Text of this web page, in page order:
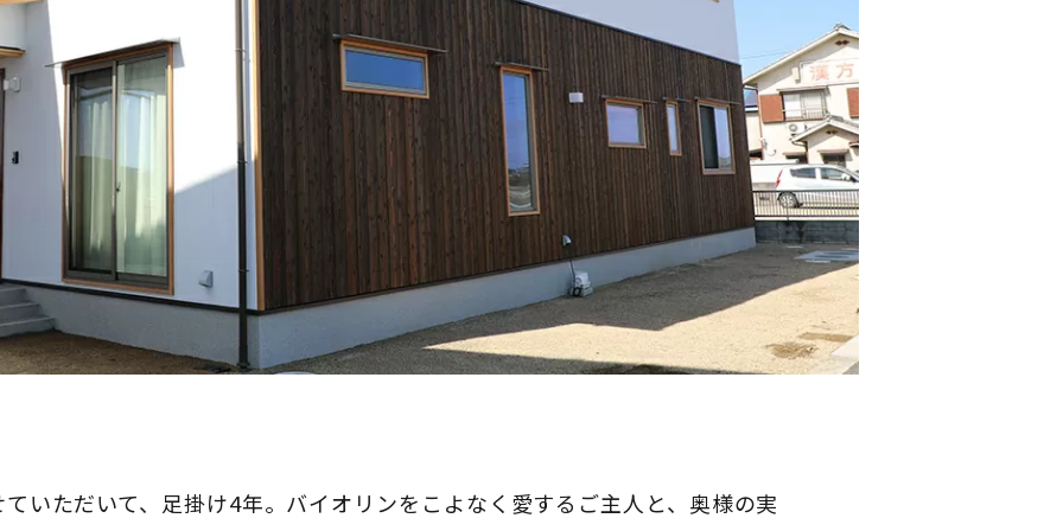
いただいて、足掛け4年。バイオリンをこよなく愛するご主人と、奥様の実